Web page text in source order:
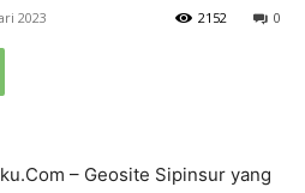
2023 0
2152
– Geosite Sipinsur yang